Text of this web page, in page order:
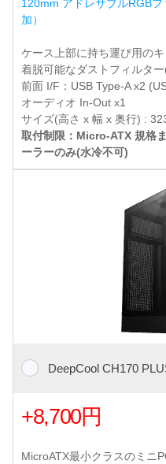
120mm アドレサブルRGB
加）
ケース上部に持ち運び用の
着脱可能なダストフィルタ
前面 I/F：USB Type-A x2
オーディオ In-Out x1
サイズ(高さ x 幅 x 奥行) :
取付制限：Micro-ATX 規格
ーラーのみ(水冷不可)
DeepCool CH170
+8,700円
MicroATX最小クラスのミニ